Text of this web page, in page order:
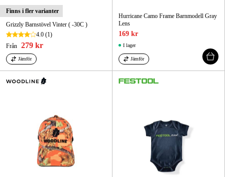
Finns i fler varianter
Grizzly Barnstövel Vinter ( -30C )
4.0 (1)
Från 279 kr
Jämför
Hurricane Camo Frame Barnmodell Gray
Lens
169 kr
I lager
Jämför